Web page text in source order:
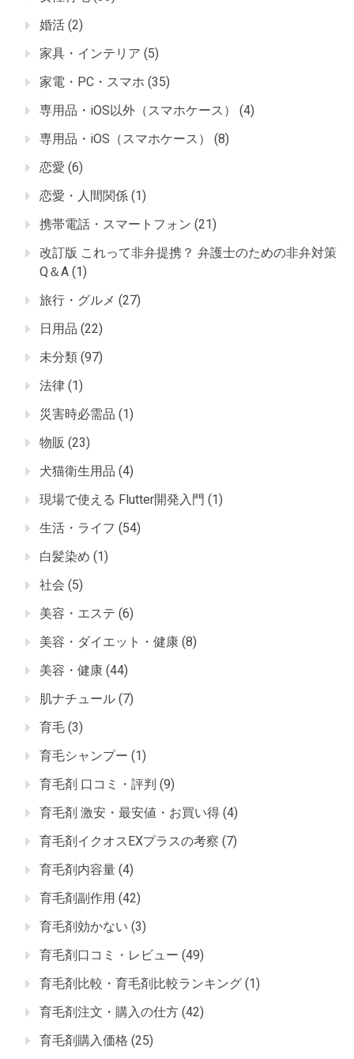
婚活 (2)
家具・インテリア (5)
家電・PC・スマホ (35)
専用品・iOS以外（スマホケース）
(4)
専用品・iOS（スマホケース）
(8)
恋愛 (6)
恋愛・人間関係 (1)
携帯電話・スマートフォン (21)
改訂版 これって非弁提携？ 弁護士のための非弁対策
Q＆A (1)
旅行・グルメ (27)
日用品 (22)
未分類 (97)
法律 (1)
災害時必需品 (1)
物販 (23)
犬猫衛生用品 (4)
現場で使える Flutter開発入門 (1)
生活・ライフ (54)
白髪染め (1)
社会 (5)
美容・エステ (6)
美容・ダイエット・健康 (8)
美容・健康 (44)
肌ナチュール (7)
育毛 (3)
育毛シャンプー (1)
育毛剤 口コミ・評判 (9)
育毛剤 激安・最安値・お買い得 (4)
育毛剤イクオスEXプラスの考察 (7)
育毛剤内容量 (4)
育毛剤副作用 (42)
育毛剤効かない (3)
育毛剤口コミ・レビュー (49)
育毛剤比較・育毛剤比較ランキング (1)
育毛剤注文・購入の仕方 (42)
育毛剤購入価格 (25)